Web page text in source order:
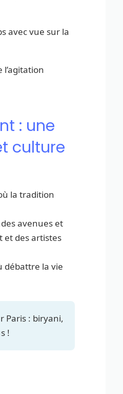
avec vue sur la
l’agitation
: une
culture
la tradition
avenues et
et des artistes
débattre la vie
Paris : biryani,
!